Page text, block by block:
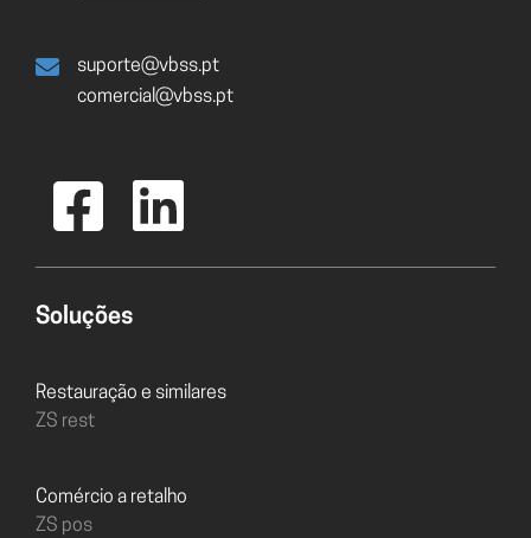
suporte@vbss.pt
comercial@vbss.pt
Soluções
Restauração e similares
ZS rest
Comércio a retalho
ZS pos